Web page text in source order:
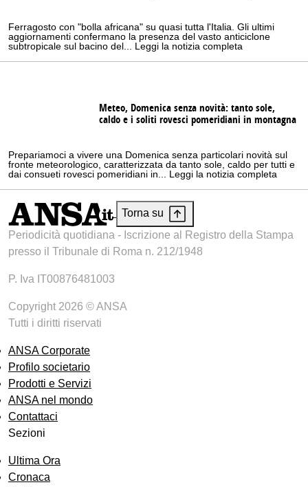
Ferragosto con "bolla africana" su quasi tutta l'Italia. Gli ultimi
aggiornamenti confermano la presenza del vasto anticiclone
subtropicale sul bacino del... Leggi la notizia completa
Meteo, Domenica senza novità: tanto sole,
caldo e i soliti rovesci pomeridiani in montagna
Prepariamoci a vivere una Domenica senza particolari novità sul
fronte meteorologico, caratterizzata da tanto sole, caldo per tutti e
dai consueti rovesci pomeridiani in... Leggi la notizia completa
Torna su
Periodicità quotidiana - Iscrizione al Registro della Stampa
presso il Tribunale di Roma n. 212/1948
P. Iva IT00876481003
Copyright 2026 © ANSA
Tutti i diritti riservati
ANSA Corporate
Profilo societario
Prodotti e Servizi
ANSA nel mondo
Contattaci
Sezioni
Ultima Ora
Cronaca